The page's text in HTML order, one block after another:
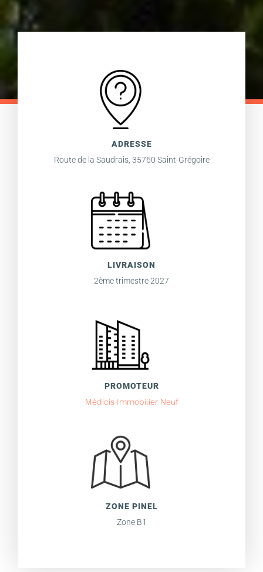
ADRESSE
Route de la Saudrais, 35760 Saint-Grégoire
LIVRAISON
2ème trimestre 2027
PROMOTEUR
Médicis Immobilier Neuf
ZONE PINEL
Zone B1